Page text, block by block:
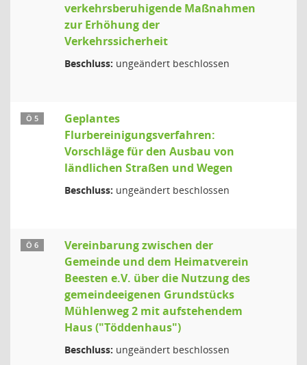
verkehrsberuhigende Maßnahmen
zur Erhöhung der
Verkehrssicherheit
Beschluss: ungeändert beschlossen
Ö 5
Geplantes
Flurbereinigungsverfahren:
Vorschläge für den Ausbau von
ländlichen Straßen und Wegen
Beschluss: ungeändert beschlossen
Ö 6
Vereinbarung zwischen der
Gemeinde und dem Heimatverein
Beesten e.V. über die Nutzung des
gemeindeeigenen Grundstücks
Mühlenweg 2 mit aufstehendem
Haus ("Töddenhaus")
Beschluss: ungeändert beschlossen